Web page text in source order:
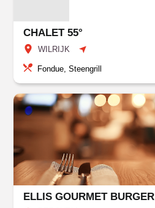
CHALET 55°
WILRIJK
Fondue, Steengrill
ELLIS GOURMET BURGER